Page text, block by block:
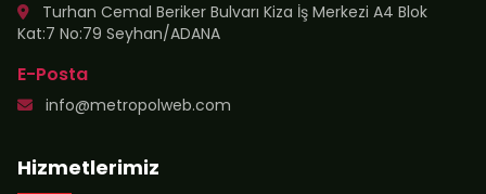
Turhan Cemal Beriker Bulvarı Kiza İş Merkezi A4 Blok
Kat:7 No:79 Seyhan/ADANA
E-Posta
info@metropolweb.com
Hizmetlerimiz